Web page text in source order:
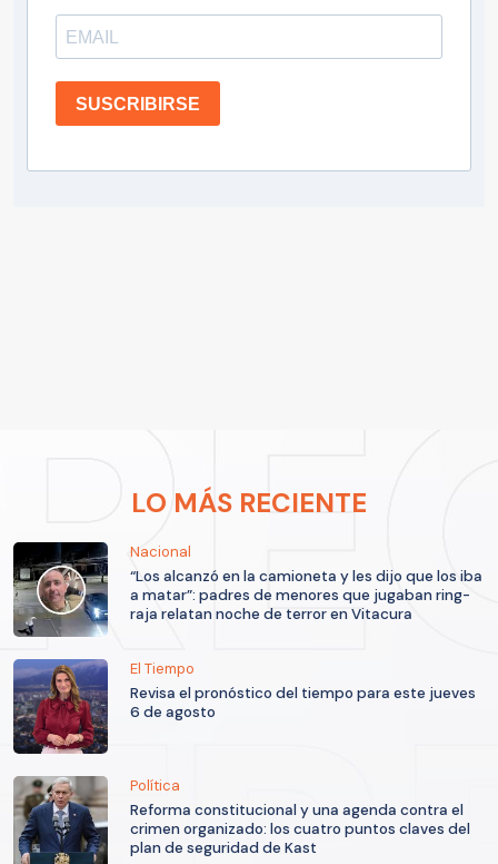
SUSCRIBIRSE
LO MÁS RECIENTE
Nacional
“Los alcanzó en la camioneta y les dijo que los iba
a matar”: padres de menores que jugaban ring-
raja relatan noche de terror en Vitacura
El Tiempo
Revisa el pronóstico del tiempo para este jueves
6 de agosto
Política
Reforma constitucional y una agenda contra el
crimen organizado: los cuatro puntos claves del
plan de seguridad de Kast